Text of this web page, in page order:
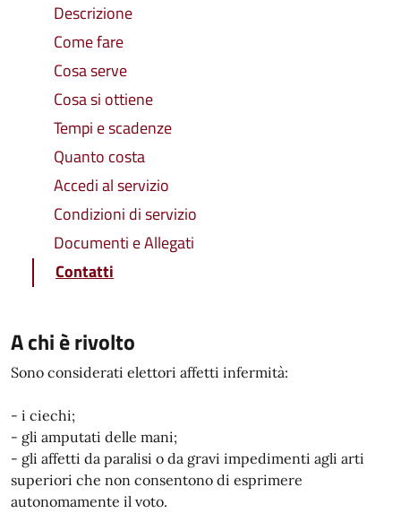
Descrizione
Come fare
Cosa serve
Cosa si ottiene
Tempi e scadenze
Quanto costa
Accedi al servizio
Condizioni di servizio
Documenti e Allegati
Contatti
A chi è rivolto
Sono considerati elettori affetti infermità:
- i ciechi;
- gli amputati delle mani;
- gli affetti da paralisi o da gravi impedimenti agli arti
superiori che non consentono di esprimere
autonomamente il voto.